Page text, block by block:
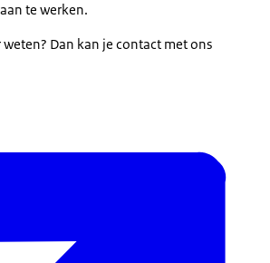
te werken.
Dan kan je contact met ons